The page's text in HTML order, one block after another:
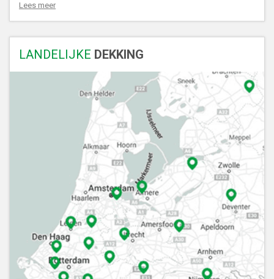
Lees meer
LANDELIJKE DEKKING